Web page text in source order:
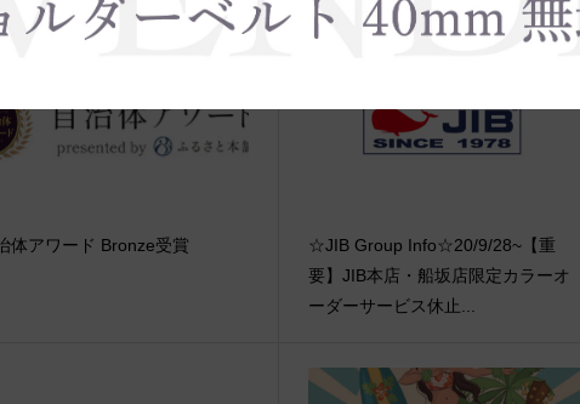
体アワード Bronze受賞
☆JIB Group Info☆20/9/28~【重
要】JIB本店・船坂店限定カラーオ
ーダーサービス休止...